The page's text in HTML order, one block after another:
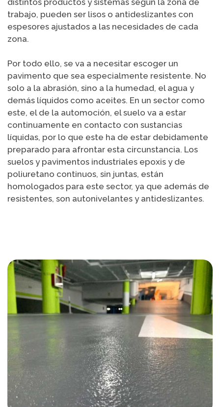
trabajo, pueden ser lisos o antideslizantes con
espesores ajustados a las necesidades de cada
zona.
Por todo ello, se va a necesitar escoger un
pavimento que sea especialmente resistente. No
solo a la abrasión, sino a la humedad, el agua y
demás líquidos como aceites. En un sector como
este, el de la automoción, el suelo va a estar
continuamente en contacto con sustancias
líquidas, por lo que este ha de estar debidamente
preparado para afrontar esta circunstancia. Los
suelos y pavimentos industriales epoxis y de
poliuretano continuos, sin juntas, están
homologados para este sector, ya que además de
resistentes, son autonivelantes y antideslizantes.